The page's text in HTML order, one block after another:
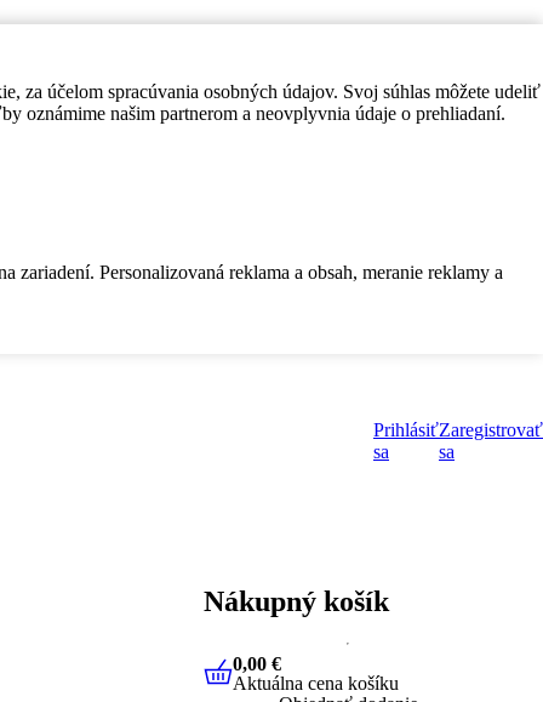
za účelom spracúvania osobných údajov. Svoj súhlas môžete udeliť
oznámime našim partnerom a neovplyvnia údaje o prehliadaní.
Personalizovaná reklama a obsah, meranie reklamy a
Prihlásiť
sa
Zaregistrovať
sa
Nákupný košík
0,00 €Aktuálna cena košíku
0,00 €
Aktuálna cena košíku